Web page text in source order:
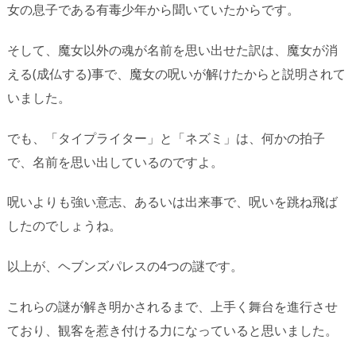
女の息子である有毒少年から聞いていたからです。
そして、魔女以外の魂が名前を思い出せた訳は、魔女が消
える(成仏する)事で、魔女の呪いが解けたからと説明されて
いました。
でも、「タイプライター」と「ネズミ」は、何かの拍子
で、名前を思い出しているのですよ。
呪いよりも強い意志、あるいは出来事で、呪いを跳ね飛ば
したのでしょうね。
以上が、ヘブンズパレスの4つの謎です。
これらの謎が解き明かされるまで、上手く舞台を進行させ
ており、観客を惹き付ける力になっていると思いました。